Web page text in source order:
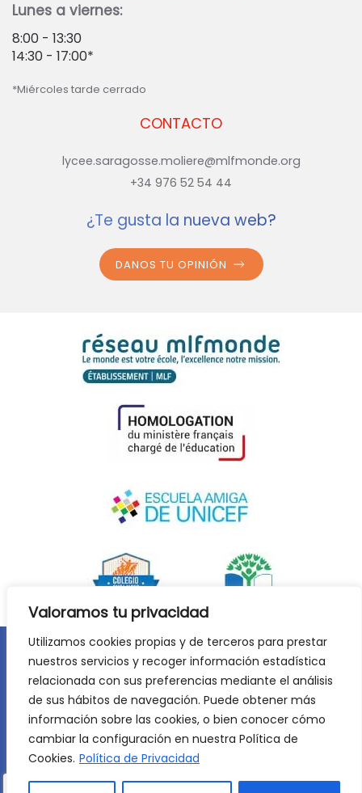
Valoramos tu privacidad
Utilizamos cookies propias y de terceros para prestar
nuestros servicios y recoger información estadística
relacionada con sus preferencias mediante el análisis
de sus hábitos de navegación. Puede obtener más
información sobre las cookies, o bien conocer cómo
cambiar la configuración en nuestra Política de
Cookies. Política de Privacidad
CONTACTO
lycee.saragosse.moliere@mlfmonde.org
+34 976 52 54 44
Lunes a viernes:
8:00 - 13:30
14:30 - 17:00*
*Miércoles tarde cerrado
¿Te gusta la nueva web?
DANOS TU OPINIÓN
Aviso legal
Política de privacidad
Política de cookies
©2026Lycée Français Molière de Zaragoza. Todos los
derechos reservados. Desarrollo web: